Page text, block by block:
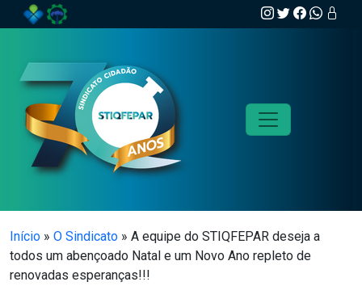
Skip to main content
Início » O Sindicato » A equipe do STIQFEPAR deseja a
todos um abençoado Natal e um Novo Ano repleto de
renovadas esperanças!!!